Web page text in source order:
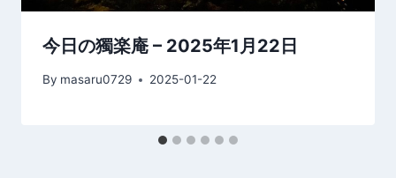
今日の獨楽庵 – 2025年1月22日
By masaru0729 2025-01-22